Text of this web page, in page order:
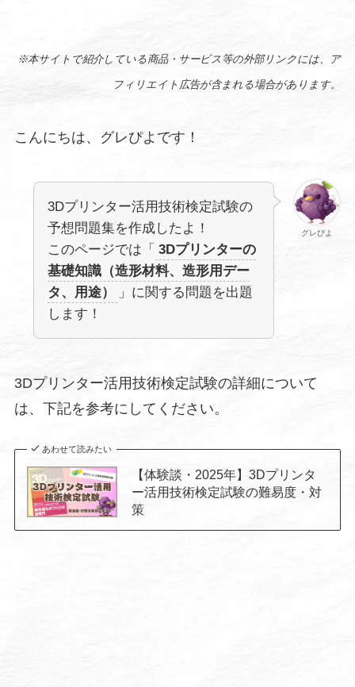
※本サイトで紹介している商品・サービス等の外部リンクには、ア
フィリエイト広告が含まれる場合があります。
こんにちは、グレぴよです！
グレぴよ
3Dプリンター活用技術検定試験の
予想問題集を作成したよ！
このページでは「 3Dプリンターの
基礎知識（造形材料、造形用デー
タ、用途）
」に関する問題を出題
します！
3Dプリンター活用技術検定試験の詳細について
は、下記を参考にしてください。
あわせて読みたい
【体験談・2025年】3Dプリンタ
ー活用技術検定試験の難易度・対
策